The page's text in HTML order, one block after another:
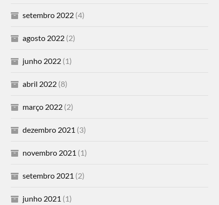
setembro 2022 (4)
agosto 2022 (2)
junho 2022 (1)
abril 2022 (8)
março 2022 (2)
dezembro 2021 (3)
novembro 2021 (1)
setembro 2021 (2)
junho 2021 (1)